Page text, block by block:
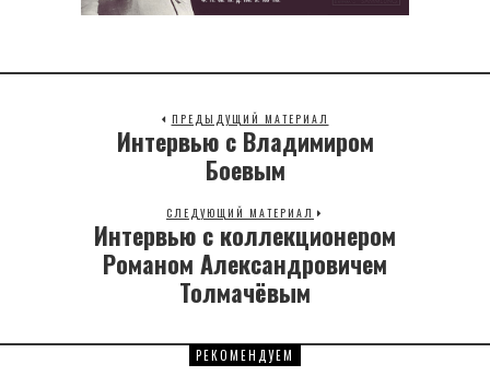
ПРЕДЫДУЩИЙ МАТЕРИАЛ
Previous
Интервью с Владимиром
Боевым
СЛЕДУЮЩИЙ МАТЕРИАЛ
Next
Интервью с коллекционером
Романом Александровичем
Толмачёвым
РЕКОМЕНДУЕМ